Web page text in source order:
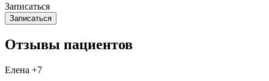
Записаться
Отзывы пациентов
Елена +7